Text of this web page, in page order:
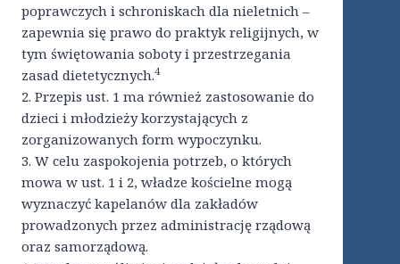
poprawczych i schroniskach dla nieletnich –
zapewnia się prawo do praktyk religijnych, w
tym świętowania soboty i przestrzegania
zasad dietetycznych.4
2. Przepis ust. 1 ma również zastosowanie do
dzieci i młodzieży korzystających z
zorganizowanych form wypoczynku.
3. W celu zaspokojenia potrzeb, o których
mowa w ust. 1 i 2, władze kościelne mogą
wyznaczyć kapelanów dla zakładów
prowadzonych przez administrację rządową
oraz samorządową.